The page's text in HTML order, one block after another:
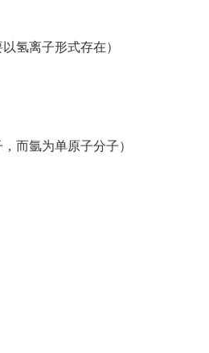
氢离子形式存在）
而氩为单原子分子）